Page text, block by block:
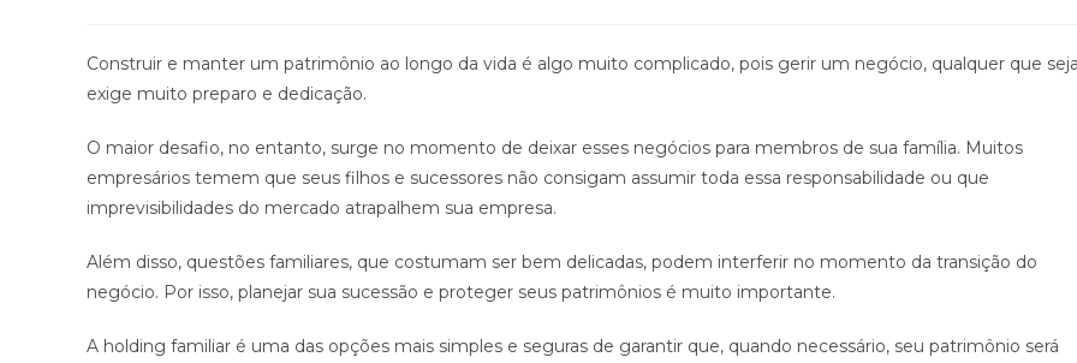
Construir e manter um patrimônio ao longo da vida é algo muito complicado, pois gerir um negócio, qualquer que
exige muito preparo e dedicação.
O maior desafio, no entanto, surge no momento de deixar esses negócios para membros de sua família. Muitos
empresários temem que seus filhos e sucessores não consigam assumir toda essa responsabilidade ou que
imprevisibilidades do mercado atrapalhem sua empresa.
Além disso, questões familiares, que costumam ser bem delicadas, podem interferir no momento da transição do
negócio. Por isso, planejar sua sucessão e proteger seus patrimônios é muito importante.
A holding familiar é uma das opções mais simples e seguras de garantir que, quando necessário, seu patrimônio será